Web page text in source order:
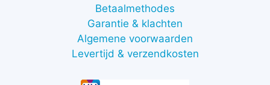
Betaalmethodes
Garantie & klachten
Algemene voorwaarden
Levertijd & verzendkosten